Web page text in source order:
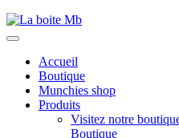
Accueil
Boutique
Munchies shop
Produits
Visitez notre
Boutique